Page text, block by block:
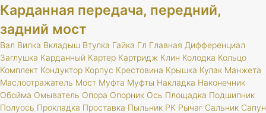
Карданная передача, передний,
задний мост
Вал Вилка Вкладыш Втулка Гайка Гл Главная Дифференциал
Заглушка Карданный Картер Картридж Клин Колодка Кольцо
Комплект Кондуктор Корпус Крестовина Крышка Кулак Манжета
Маслоотражатель Мост Муфта Муфты Накладка Наконечник
Обойма Омыватель Опора Опорник Ось Площадка Подшипник
Полуось Прокладка Проставка Пыльник РК Рычаг Сальник Сапун